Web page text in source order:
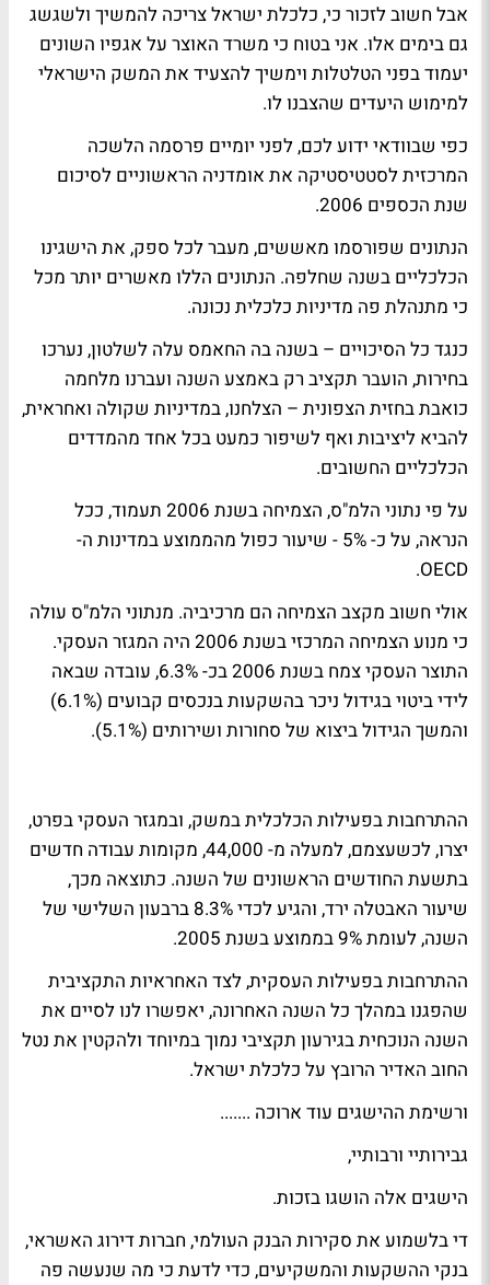
אבל חשוב לזכור כי, כלכלת ישראל צריכה להמשיך ולשגשג
גם בימים אלו. אני בטוח כי משרד האוצר על אגפיו השונים
יעמוד בפני הטלטלות וימשיך להצעיד את המשק הישראלי
למימוש היעדים שהצבנו לו.
כפי שבוודאי ידוע לכם, לפני יומיים פרסמה הלשכה
המרכזית לסטטיסטיקה את אומדניה הראשוניים לסיכום
שנת הכספים 2006.
הנתונים שפורסמו מאששים, מעבר לכל ספק, את הישגינו
הכלכליים בשנה שחלפה. הנתונים הללו מאשרים יותר מכל
כי מתנהלת פה מדיניות כלכלית נכונה.
כנגד כל הסיכויים – בשנה בה החאמס עלה לשלטון, נערכו
בחירות, הועבר תקציב רק באמצע השנה ועברנו מלחמה
כואבת בחזית הצפונית – הצלחנו, במדיניות שקולה ואחראית,
להביא ליציבות ואף לשיפור כמעט בכל אחד מהמדדים
הכלכליים החשובים.
על פי נתוני הלמ"ס, הצמיחה בשנת 2006 תעמוד, ככל
הנראה, על כ- 5% - שיעור כפול מהממוצע במדינות ה-
OECD.
אולי חשוב מקצב הצמיחה הם מרכיביה. מנתוני הלמ"ס עולה
כי מנוע הצמיחה המרכזי בשנת 2006 היה המגזר העסקי.
התוצר העסקי צמח בשנת 2006 בכ- 6.3%, עובדה שבאה
לידי ביטוי בגידול ניכר בהשקעות בנכסים קבועים (6.1%)
והמשך הגידול ביצוא של סחורות ושירותים (5.1%).
ההתרחבות בפעילות הכלכלית במשק, ובמגזר העסקי בפרט,
יצרו, לכשעצמם, למעלה מ- 44,000, מקומות עבודה חדשים
בתשעת החודשים הראשונים של השנה. כתוצאה מכך,
שיעור האבטלה ירד, והגיע לכדי 8.3% ברבעון השלישי של
השנה, לעומת 9% בממוצע בשנת 2005.
ההתרחבות בפעילות העסקית, לצד האחראיות התקציבית
שהפגנו במהלך כל השנה האחרונה, יאפשרו לנו לסיים את
השנה הנוכחית בגירעון תקציבי נמוך במיוחד ולהקטין את נטל
החוב האדיר הרובץ על כלכלת ישראל.
ורשימת ההישגים עוד ארוכה .......
גבירותיי ורבותיי,
הישגים אלה הושגו בזכות.
די בלשמוע את סקירות הבנק העולמי, חברות דירוג האשראי,
בנקי ההשקעות והמשקיעים, כדי לדעת כי מה שנעשה פה